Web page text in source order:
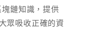
鏈知識，提供
眾吸收正確的資